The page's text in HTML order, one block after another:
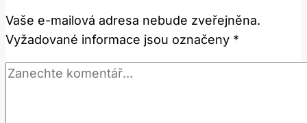
efektivita
Vaše e-mailová adresa nebude zveřejněna.
Vyžadované informace jsou označeny *